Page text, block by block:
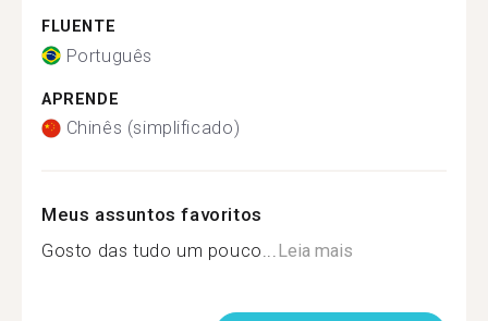
FLUENTE
Português
APRENDE
Chinês (simplificado)
Meus assuntos favoritos
Gosto das tudo um pouco...Leia mais